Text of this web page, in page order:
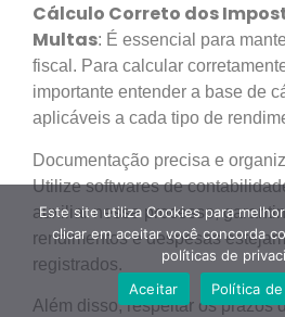
Cálculo Correto dos
Multas: É essencial para
fiscal. Para calcular
importante entender a base de
aplicáveis a cada tipo de
Documentação precisa e
Utilize softwares de
auxiliar nesse processo,
rendimentos e despesas
registrados.
Além disso, respeitar os prazos
Este site utiliza Cookies para
clicar em aceitar você concorda
políticas de
Aceitar
Política